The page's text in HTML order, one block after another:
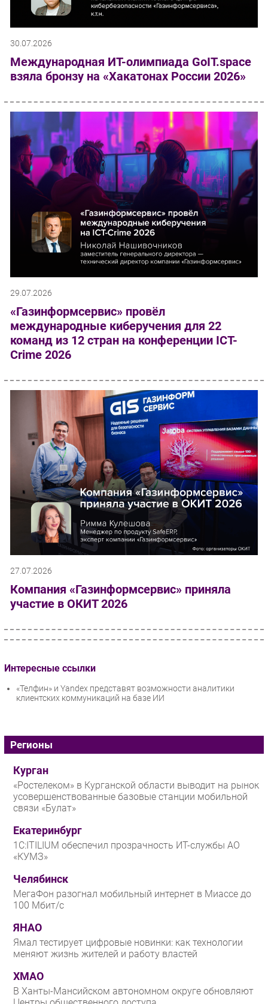
30.07.2026
Международная ИТ-олимпиада GoIT.space
взяла бронзу на «Хакатонах России 2026»
29.07.2026
«Газинформсервис» провёл
международные киберучения для 22
команд из 12 стран на конференции ICT-
Crime 2026
27.07.2026
Компания «Газинформсервис» приняла
участие в ОКИТ 2026
Интересные ссылки
«Телфин» и Yandex представят возможности аналитики
клиентских коммуникаций на базе ИИ
Регионы
Курган
«Ростелеком» в Курганской области выводит на рынок
усовершенствованные базовые станции мобильной
связи «Булат»
Екатеринбург
1С:ITILIUM обеспечил прозрачность ИТ-службы АО
«КУМЗ»
Челябинск
МегаФон разогнал мобильный интернет в Миассе до
100 Мбит/с
ЯНАО
Ямал тестирует цифровые новинки: как технологии
меняют жизнь жителей и работу властей
ХМАО
В Ханты-Мансийском автономном округе обновляют